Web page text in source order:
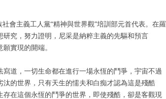
會主義工人黨“精神與世界觀”培訓部元首代表。在羅
究，努力證明，尼采是納粹主義的先驅和預言
實現的開端。
道，一切生命都在進行一場永恆的鬥爭，宇宙不過
的世界，只有天生的懦夫和白痴才認為這是殘酷
在這個永恆的鬥爭的世界，即使殘酷，卻是客觀現